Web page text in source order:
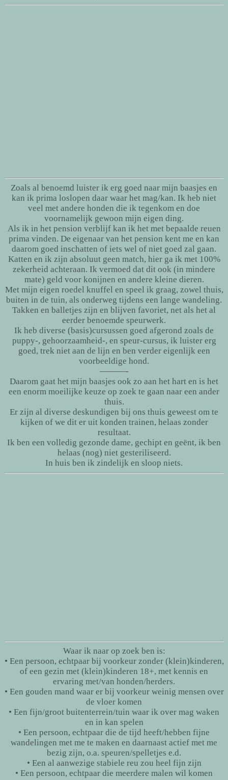
Zoals al benoemd luister ik erg goed naar mijn baasjes en
kan ik prima loslopen daar waar het mag/kan. Ik heb niet
veel met andere honden die ik tegenkom en doe
voornamelijk gewoon mijn eigen ding.
Als ik in het pension verblijf kan ik het met bepaalde reuen
prima vinden. De eigenaar van het pension kent me en kan
daarom goed inschatten of iets wel of niet goed zal gaan.
Katten en ik zijn absoluut geen match, hier ga ik met 100%
zekerheid achteraan. Ik vermoed dat dit ook (in mindere
mate) geld voor konijnen en andere kleine dieren.
Met mijn eigen roedel knuffel en speel ik graag, zowel thuis,
buiten in de tuin, als onderweg tijdens een lange wandeling.
Takken en balletjes zijn en blijven favoriet, net als het al
eerder benoemde speurwerk.
Ik heb diverse (basis)cursussen goed afgerond zoals de
puppy-, gehoorzaamheid-, en speur-cursus, ik luister erg
goed, trek niet aan de lijn en ben verder eigenlijk een
voorbeeldige hond.
———-
Daarom gaat het mijn baasjes ook zo aan het hart en is het
een enorm moeilijke keuze op zoek te gaan naar een ander
thuis.
Er zijn al diverse deskundigen bij ons thuis geweest om te
kijken of we dit er uit konden trainen, helaas zonder
resultaat.
Ik ben een volledig gezonde dame, gechipt en geënt, ik ben
helaas (nog) niet gesteriliseerd.
In huis ben ik zindelijk en sloop niets.
Waar ik naar op zoek ben is:
• Een persoon, echtpaar bij voorkeur zonder (klein)kinderen,
of een gezin met (klein)kinderen 18+, met kennis en
ervaring met/van honden/herders.
• Een gouden mand waar er bij voorkeur weinig mensen over
de vloer komen
• Een fijn/groot buitenterrein/tuin waar ik over mag waken
en in kan spelen
• Een persoon, echtpaar die de tijd heeft/hebben fijne
wandelingen met me te maken en daarnaast actief met me
bezig zijn, o.a. speuren/spelletjes e.d.
• Een al aanwezige stabiele reu zou heel fijn zijn
• Een persoon, echtpaar die meerdere malen wil komen